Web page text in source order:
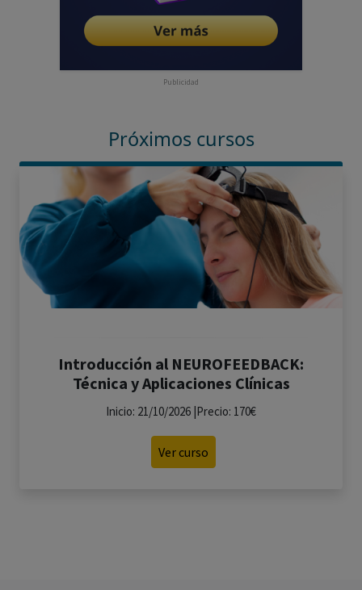
Publicidad
Próximos cursos
Introducción al NEUROFEEDBACK:
Técnica y Aplicaciones Clínicas
Inicio: 21/10/2026 |Precio: 170€
Ver curso